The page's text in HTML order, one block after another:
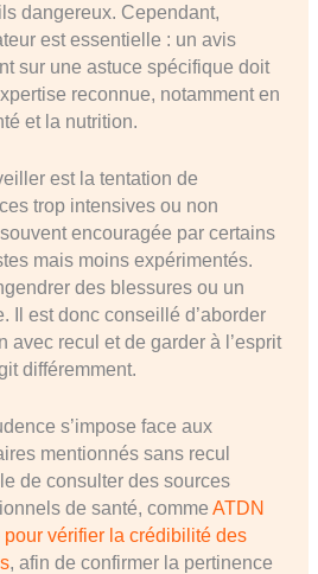
dangereux. Cependant,
est essentielle : un avis
sur une astuce spécifique doit
reconnue, notamment en
et la nutrition.
est la tentation de
trop intensives ou non
encouragée par certains
mais moins expérimentés.
des blessures ou un
Il est donc conseillé d’aborder
avec recul et de garder à l’esprit
différemment.
s’impose face aux
mentionnés sans recul
de consulter des sources
de santé, comme ATDN
vérifier la crédibilité des
, afin de confirmer la pertinence